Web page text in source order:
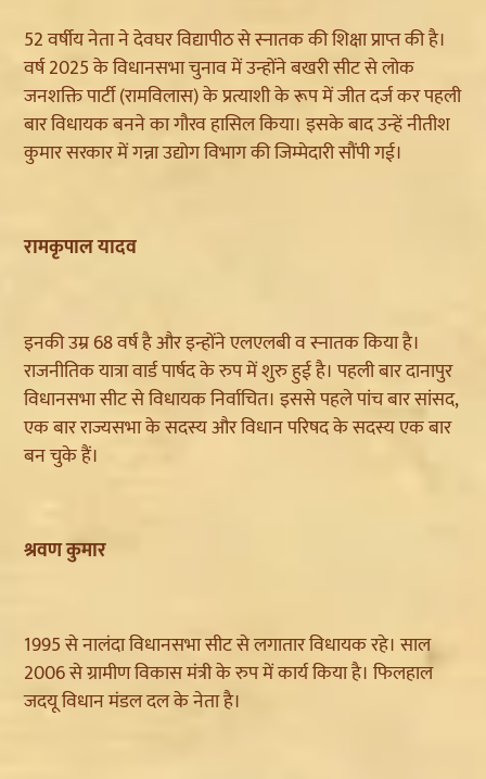
52 वर्षीय नेता ने देवघर विद्यापीठ से स्नातक की शिक्षा प्राप्त की है।
वर्ष 2025 के विधानसभा चुनाव में उन्होंने बखरी सीट से लोक
जनशक्ति पार्टी (रामविलास) के प्रत्याशी के रूप में जीत दर्ज कर पहली
बार विधायक बनने का गौरव हासिल किया। इसके बाद उन्हें नीतीश
कुमार सरकार में गन्ना उद्योग विभाग की जिम्मेदारी सौंपी गई।
रामकृपाल यादव
इनकी उम्र 68 वर्ष है और इन्होंने एलएलबी व स्नातक किया है।
राजनीतिक यात्रा वार्ड पार्षद के रुप में शुरु हुई है। पहली बार दानापुर
विधानसभा सीट से विधायक निर्वाचित। इससे पहले पांच बार सांसद,
एक बार राज्यसभा के सदस्य और विधान परिषद के सदस्य एक बार
बन चुके हैं।
श्रवण कुमार
1995 से नालंदा विधानसभा सीट से लगातार विधायक रहे। साल
2006 से ग्रामीण विकास मंत्री के रुप में कार्य किया है। फिलहाल
जदयू विधान मंडल दल के नेता है।